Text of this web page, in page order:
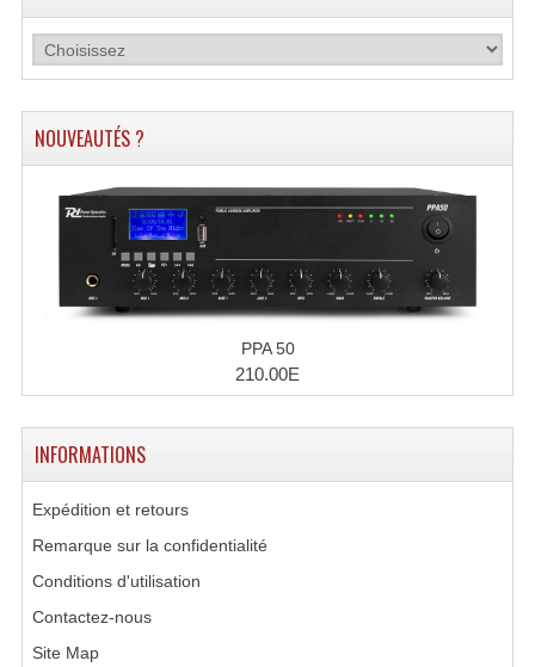
Projecteurs Théatre: Plan Convexe Fresnel
Stroboscopes
Câbles, Connectiques.
Câblage Electrique
Câble Rallonge DMX512 MIDI
Câbles Module, Cables Audio
Connectiques, Prises Etc...
NOUVEAUTÉS ?
PPA 50
210.00E
INFORMATIONS
Expédition et retours
Remarque sur la confidentialité
Conditions d'utilisation
Contactez-nous
Site Map